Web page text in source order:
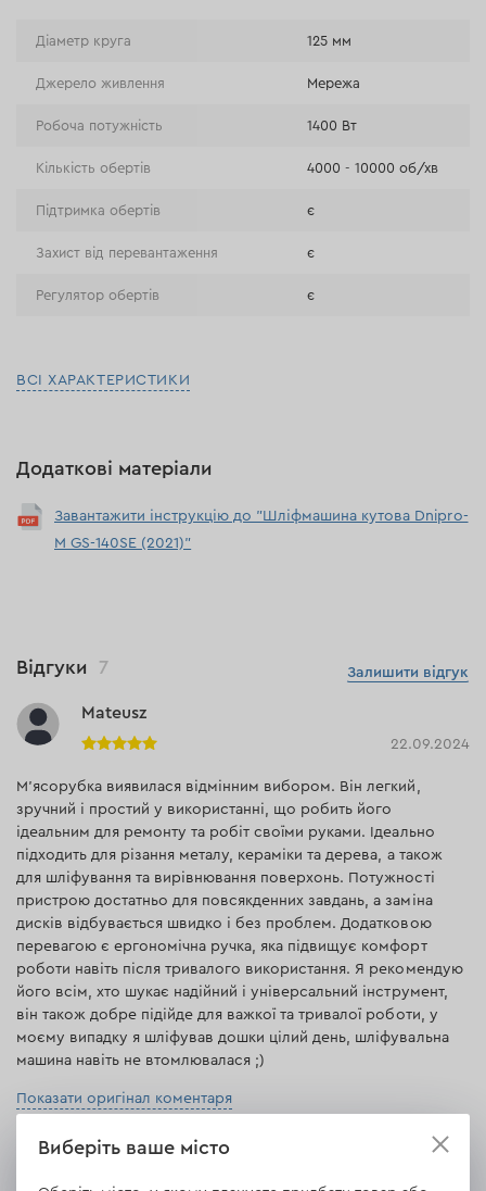
Оплата при отриманні в магазині
Діаметр круга 125 мм
Джерело живлення Мережа
Робоча потужність 1400 Вт
Кількість обертів 4000 - 10000 об/хв
Підтримка обертів є
Захист від перевантаження є
Регулятор обертів є
ВСІ ХАРАКТЕРИСТИКИ
Додаткові матеріали
Завантажити інструкцію до "Шліфмашина кутова Dnipro-
M GS-140SE (2021)"
Залишити відгук
Відгуки 7
Mateusz
22.09.2024
М'ясорубка виявилася відмінним вибором. Він легкий,
зручний і простий у використанні, що робить його
ідеальним для ремонту та робіт своїми руками. Ідеально
підходить для різання металу, кераміки та дерева, а також
для шліфування та вирівнювання поверхонь. Потужності
пристрою достатньо для повсякденних завдань, а заміна
дисків відбувається швидко і без проблем. Додатковою
перевагою є ергономічна ручка, яка підвищує комфорт
роботи навіть після тривалого використання. Я рекомендую
його всім, хто шукає надійний і універсальний інструмент,
він також добре підійде для важкої та тривалої роботи, у
моєму випадку я шліфував дошки цілий день, шліфувальна
машина навіть не втомлювалася ;)
Показати оригінал коментаря
Виберіть ваше місто